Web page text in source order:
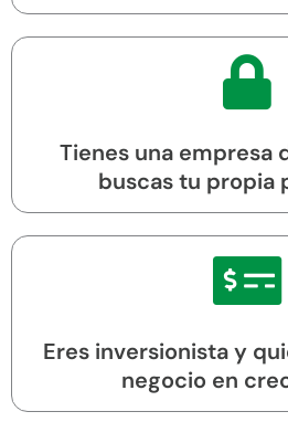
Tienes una empresa
buscas tu propia
Eres inversionista y
negocio en